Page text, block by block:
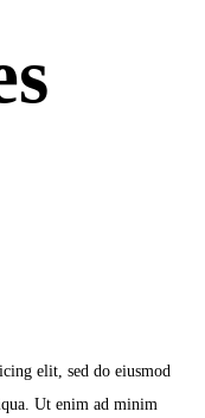
elit, sed do eiusmod
Ut enim ad minim